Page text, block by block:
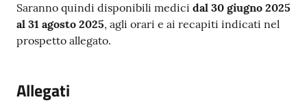
a
p
p
t
Saranno quindi disponibili medici dal 30 giugno 2025
al 31 agosto 2025, agli orari e ai recapiti indicati nel
prospetto allegato.
Allegati